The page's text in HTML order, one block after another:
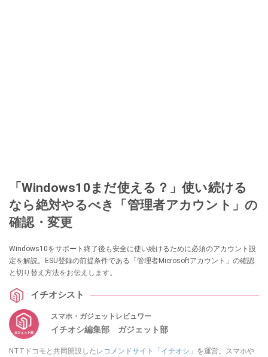
「Windows10まだ使える？」使い続ける
なら絶対やるべき「管理者アカウント」の
確認・変更
Windows10をサポート終了後も安全に使い続けるために必須のアカウント設
定を解説。ESU登録の前提条件である「管理者Microsoftアカウント」の確認
と切り替え方法をお伝えします。
イチオシスト
スマホ・ガジェットレビュワー
イチオシ編集部 ガジェット部
NTTドコモと共同開設した レコメンドサイト「イチオシ」 を運営。スマホや